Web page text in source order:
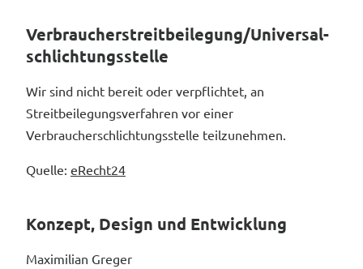
Verbraucher­streit­beilegung/Universal­
schlichtungs­stelle
Wir sind nicht bereit oder verpflichtet, an
Streitbeilegungsverfahren vor einer
Verbraucherschlichtungsstelle teilzunehmen.
Quelle: eRecht24
Konzept, Design und Entwicklung
Maximilian Greger